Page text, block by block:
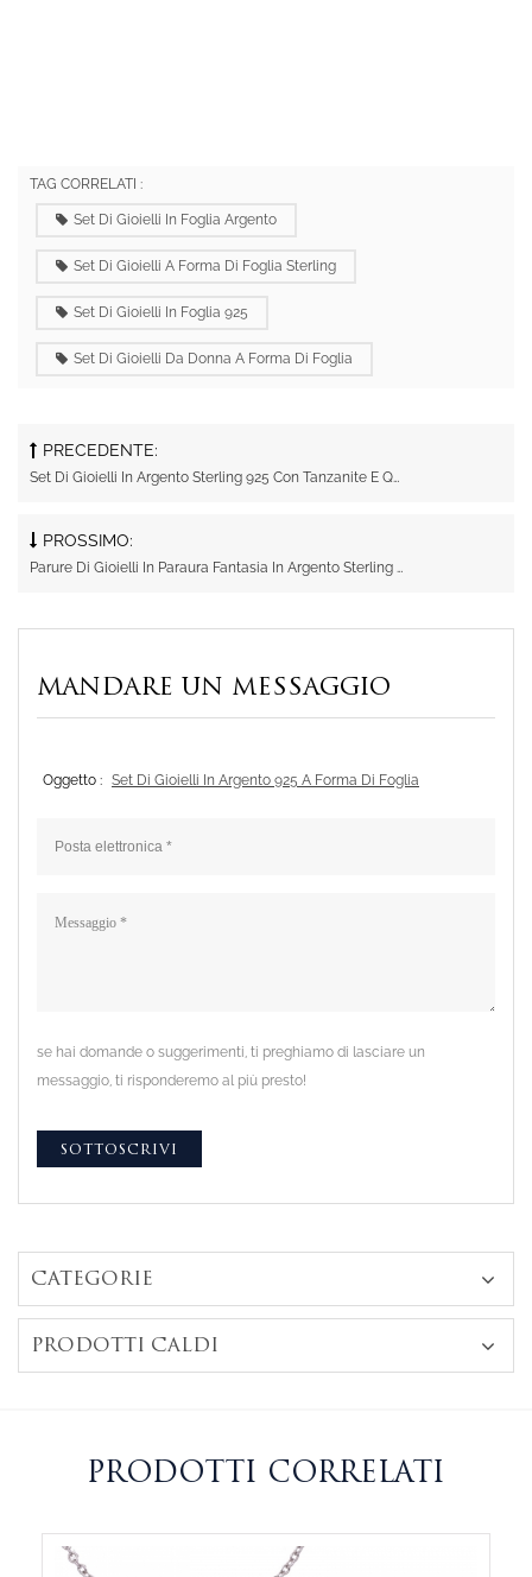
TAG CORRELATI :
Set Di Gioielli In Foglia Argento
Set Di Gioielli A Forma Di Foglia Sterling
Set Di Gioielli In Foglia 925
Set Di Gioielli Da Donna A Forma Di Foglia
PRECEDENTE:
PROSSIMO:
MANDARE UN MESSAGGIO
Oggetto : Set Di Gioielli In Argento 925 A Forma Di Foglia
se hai domande o suggerimenti, ti preghiamo di lasciare un
messaggio, ti risponderemo al più presto!
CATEGORIE
PRODOTTI CALDI
PRODOTTI CORRELATI